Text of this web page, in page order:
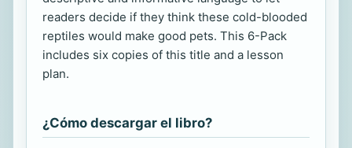
readers decide if they think these cold-blooded
reptiles would make good pets. This 6-Pack
includes six copies of this title and a lesson
plan.
¿Cómo descargar el libro?